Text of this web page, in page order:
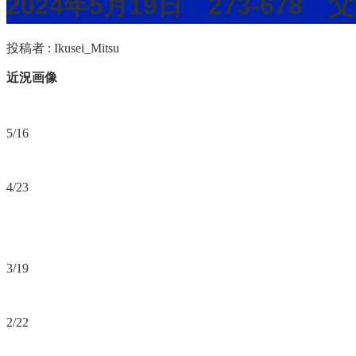
投稿者 : Ikusei_Mitsu
近況画像
5/16
4/23
3/19
2/22